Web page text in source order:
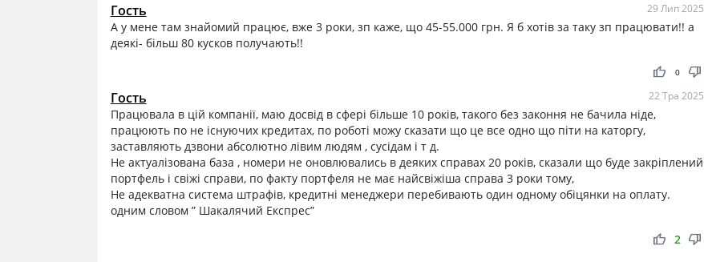
Гость 29 Лип 2025
А у мене там знайомий працює, вже 3 роки, зп каже, що 45-55.000 грн. Я б хотів за таку зп працювати!! а
деякі- більш 80 кусков получають!!
thumb_up thumb_down
0
Гость 22 Тра 2025
Працювала в цій компанії, маю досвід в сфері більше 10 років, такого без законня не бачила ніде,
працюють по не існуючих кредитах, по роботі можу сказати що це все одно що піти на каторгу,
заставляють дзвони абсолютно лівим людям , сусідам і т д.
Не актуалізована база , номери не оновлювались в деяких справах 20 років, сказали що буде закріплений
портфель і свіжі справи, по факту портфеля не має найсвіжіша справа 3 роки тому,
Не адекватна система штрафів, кредитні менеджери перебивають один одному обіцянки на оплату.
одним словом ” Шакалячий Експрес”
thumb_up thumb_down
2